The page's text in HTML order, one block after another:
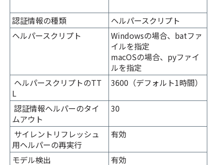
認証情報の種類
ヘルパースクリプト
ヘルパースクリプト
Windowsの場合、batファ
イルを指定
macOSの場合、pyファイ
ルを指定
ヘルパースクリプトのTT
L
3600（デフォルト1時間）
認証情報ヘルパーのタイ
ムアウト
30
サイレントリフレッシュ
用ヘルパーの再実行
有効
モデル検出 有効